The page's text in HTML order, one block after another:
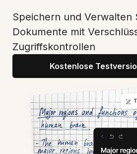
Speichern und Verwalten
Dokumente mit
Zugriffskontrollen
Kostenlose